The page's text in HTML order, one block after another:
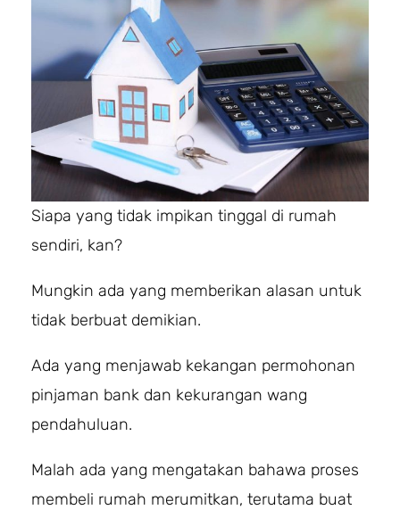
Siapa yang tidak impikan tinggal di rumah
sendiri, kan?
Mungkin ada yang memberikan alasan untuk
tidak berbuat demikian.
Ada yang menjawab kekangan permohonan
pinjaman bank dan kekurangan wang
pendahuluan.
Malah ada yang mengatakan bahawa proses
membeli rumah merumitkan, terutama buat